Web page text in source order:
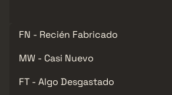
FN - Recién Fabricado
MW - Casi Nuevo
FT - Algo Desgastado